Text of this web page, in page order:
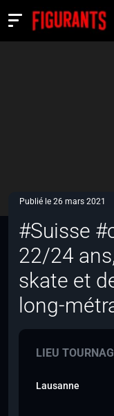
Actualités
Publié le 26 mars 2021
#Suisse
22/24
skate et
long-
LIEU
Lausanne